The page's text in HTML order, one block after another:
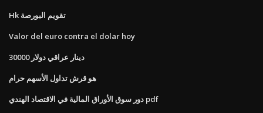
Hk تقويم البورصة
Valor del euro contra el dolar hoy
30000 دينار عراقي دولار
هو قرش تداول الأسهم حرام
دور سوق الأوراق المالية في الاقتصاد الهندي pdf